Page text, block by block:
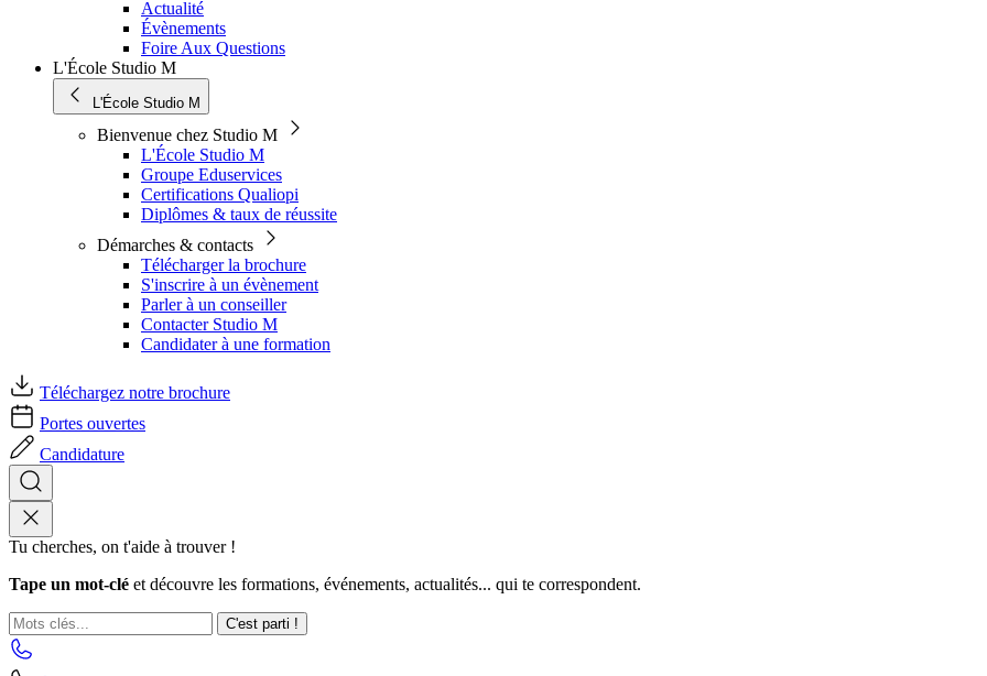
Actualité
Évènements
Foire Aux Questions
L'École Studio M
L'École Studio M
Bienvenue chez Studio M
L'École Studio M
Groupe Eduservices
Certifications Qualiopi
Diplômes & taux de réussite
Démarches & contacts
Télécharger la brochure
S'inscrire à un évènement
Parler à un conseiller
Contacter Studio M
Candidater à une formation
Téléchargez notre brochure
Portes ouvertes
Candidature
Tu cherches, on t'aide à trouver !
Tape un mot-clé et découvre les formations, événements, actualités... qui te correspondent.
C'est parti !